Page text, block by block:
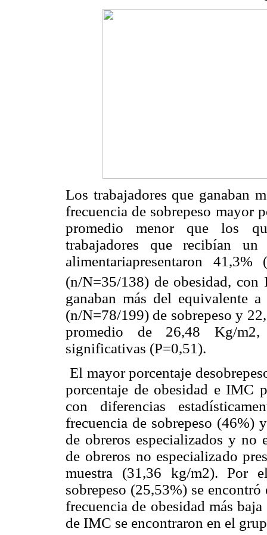
Los trabajadores que ganaban
frecuencia de sobrepeso mayor
promedio menor que los
trabajadores que recibían
alimentariapresentaron
(n/N=35/138) de obesidad,
ganaban más del equivalente
(n/N=78/199) de sobrepeso y
promedio de 26,48 Kg/m2,
significativas (P=0,51).
El mayor porcentaje
porcentaje de obesidad e IMC
con diferencias
frecuencia de sobrepeso (46%)
de obreros especializados y no
de obreros no especializado
muestra (31,36 kg/m2). Por
sobrepeso (25,53%) se
frecuencia de obesidad más
de IMC se encontraron en el